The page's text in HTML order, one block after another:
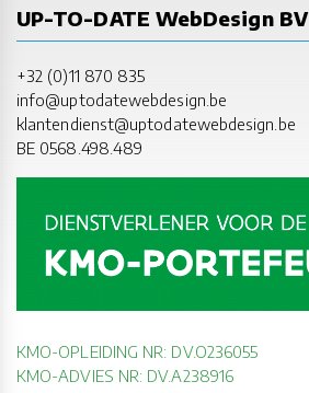
UP-TO-DATE WebDesign BV
+32 (0)11 870 835
info@uptodatewebdesign.be
klantendienst@uptodatewebdesign.be
BE 0568.498.489
KMO-OPLEIDING NR: DV.O236055
KMO-ADVIES NR: DV.A238916